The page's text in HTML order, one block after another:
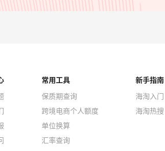
常用工具
保质期查询
跨境电商个人额度
单位换算
汇率查询
新手指南
海淘入门
海淘热搜